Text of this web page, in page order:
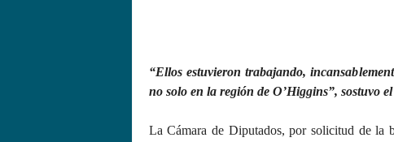
“Ellos estuvieron trabajando,
no solo en la región de O’Higgins”, sostuvo
La Cámara de Diputados, por solicitud de